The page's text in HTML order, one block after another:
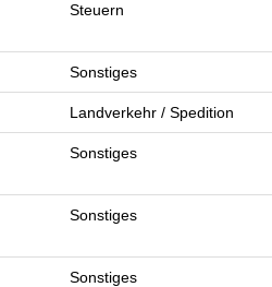
Steuern
Sonstiges
Landverkehr / Spedition
Sonstiges
Sonstiges
Sonstiges